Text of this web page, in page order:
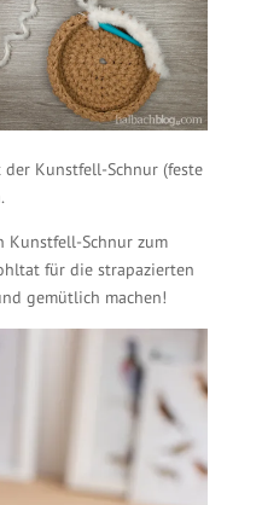
der Kunstfell-Schnur (feste
Kunstfell-Schnur zum
für die strapazierten
gemütlich machen!